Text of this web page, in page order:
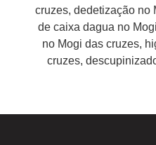
cruzes, dedetização no
de caixa dagua no
no Mogi das cruzes,
cruzes,